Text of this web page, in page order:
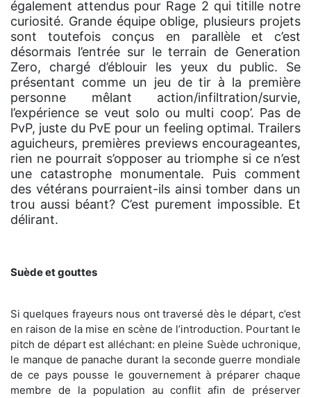
également attendus pour Rage 2 qui titille notre
curiosité. Grande équipe oblige, plusieurs projets
sont toutefois conçus en parallèle et c’est
désormais l’entrée sur le terrain de Generation
Zero, chargé d’éblouir les yeux du public. Se
présentant comme un jeu de tir à la première
personne mêlant action/infiltration/survie,
l’expérience se veut solo ou multi coop’. Pas de
PvP, juste du PvE pour un feeling optimal. Trailers
aguicheurs, premières previews encourageantes,
rien ne pourrait s’opposer au triomphe si ce n’est
une catastrophe monumentale. Puis comment
des vétérans pourraient-ils ainsi tomber dans un
trou aussi béant? C’est purement impossible. Et
délirant.
Suède et gouttes
Si quelques frayeurs nous ont traversé dès le départ, c’est
en raison de la mise en scène de l’introduction. Pourtant le
pitch de départ est alléchant: en pleine Suède uchronique,
le manque de panache durant la seconde guerre mondiale
de ce pays pousse le gouvernement à préparer chaque
membre de la population au conflit afin de préserver